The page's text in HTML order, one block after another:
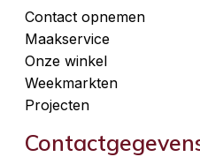
Contact opnemen
Maakservice
Onze winkel
Weekmarkten
Projecten